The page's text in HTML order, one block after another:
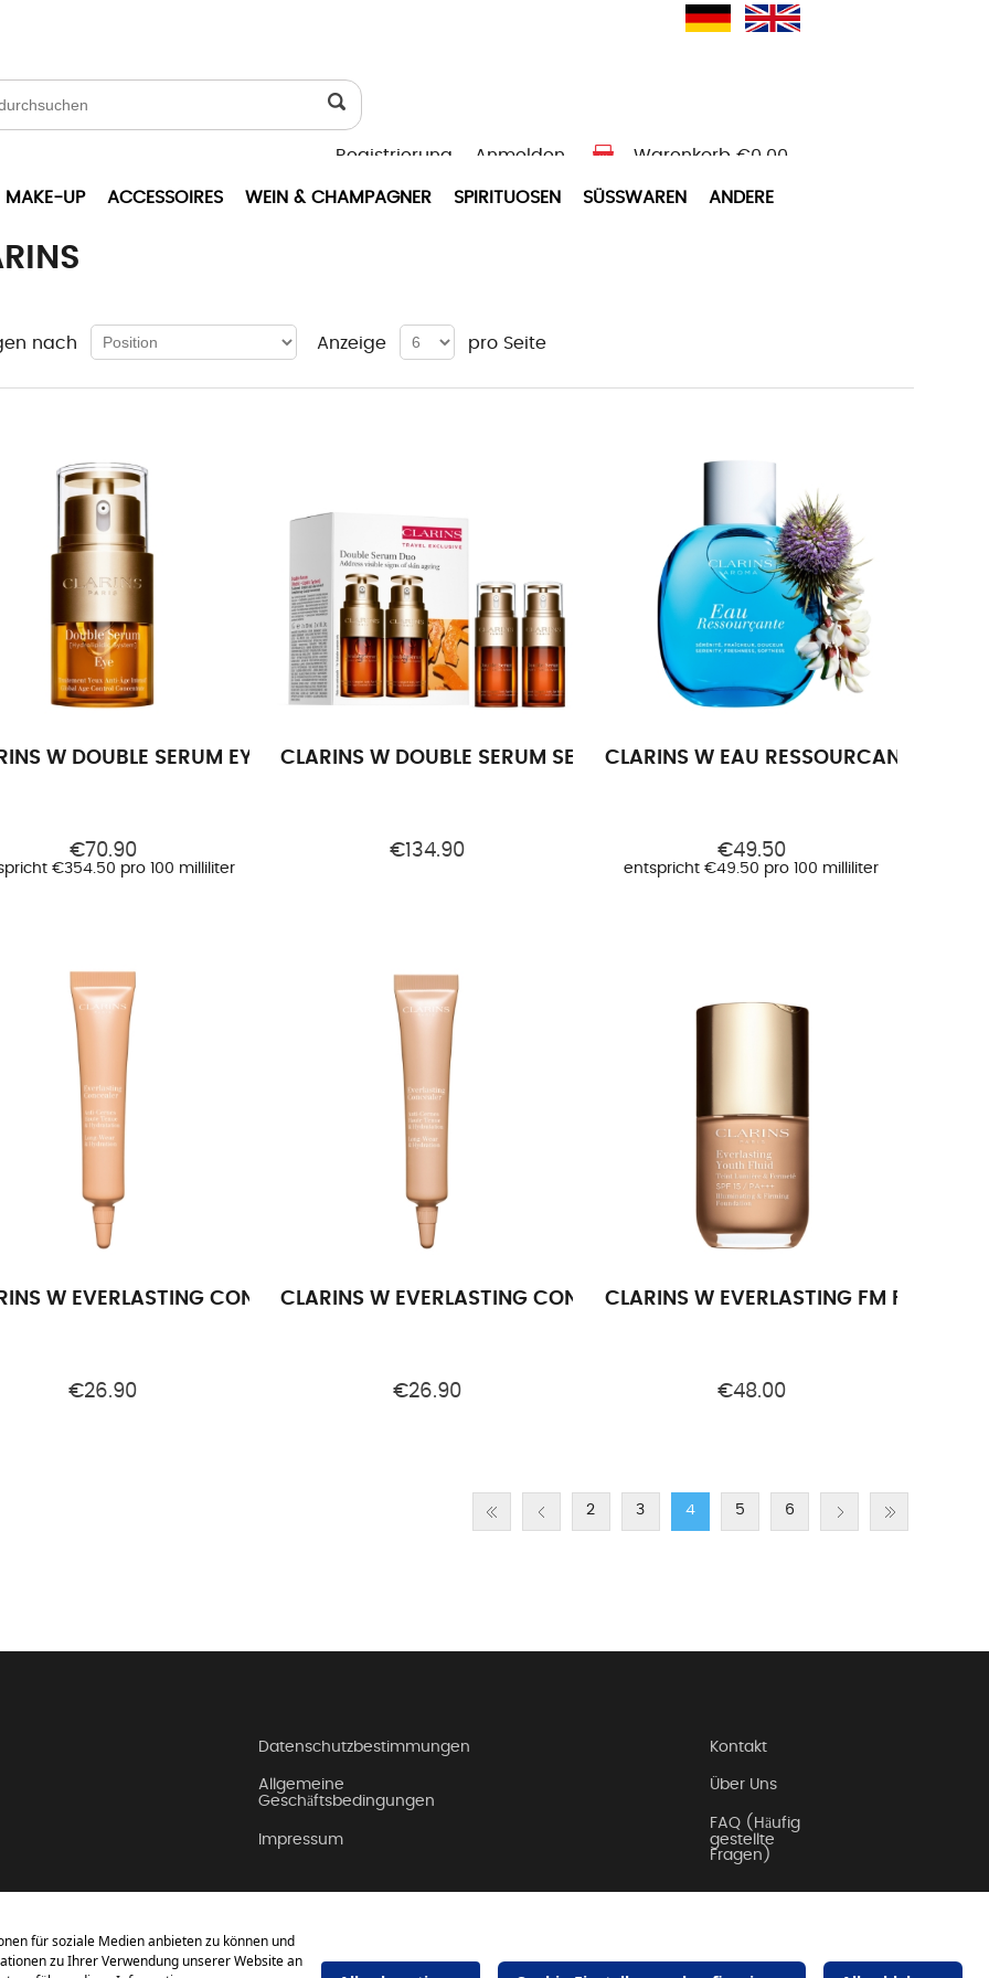
Registrierung Anmelden Warenkorb €0.00
MAKE-UP ACCESSOIRES WEIN & CHAMPAGNER SPIRITUOSEN SÜSSWAREN ANDERE
nach Anzeige pro Seite
W DOUBLE SERUM EYES FC EC 20ML
€70.90
€354.50 pro 100 milliliter
CLARINS W DOUBLE SERUM SET (2X 30ML) NEW 1 A
€134.90
CLARINS W EAU RESSOURCANTE EDT
€49.50
entspricht €49.50 pro 100 milliliter
W EVERLASTING CONCEALER FM CNC 1A 01
€26.90
CLARINS W EVERLASTING CONCEALER FM CNC 1A 02.5
€26.90
CLARINS W EVERLASTING FM FD 1A 108
€48.00
2 3 4 5 6
Datenschutzbestimmungen
Allgemeine
Geschäftsbedingungen
Impressum
Kontakt
Über Uns
FAQ (Häufig
gestellte
Fragen)